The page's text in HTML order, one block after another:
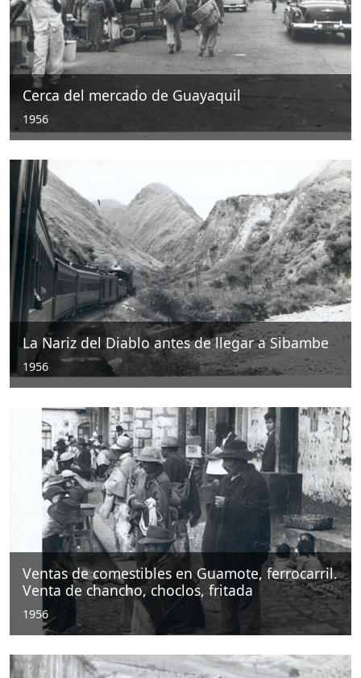
Cerca del mercado de Guayaquil
1956
La Nariz del Diablo antes de llegar a Sibambe
1956
Ventas de comestibles en Guamote, ferrocarril.
Venta de chancho, choclos, fritada
1956